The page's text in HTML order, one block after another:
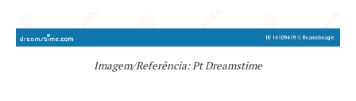
Imagem/Referência: Pt Dreamstime